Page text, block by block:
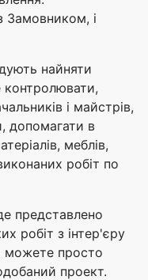
Замовником, і
найняти
і майстрів,
допомагати в
меблів,
робіт по
представлено
робіт з інтер'єру
можете просто
проект.